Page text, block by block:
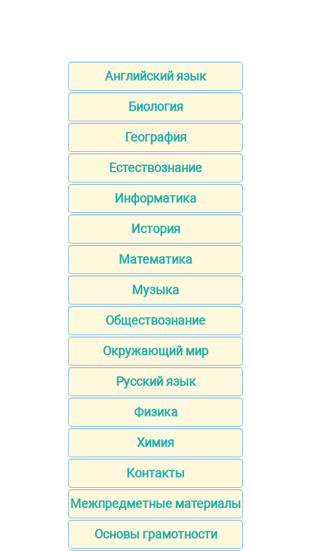
Английский язык
Биология
География
Естествознание
Информатика
История
Математика
Музыка
Обществознание
Окружающий мир
Русский язык
Физика
Химия
Контакты
Межпредметные материалы
Основы грамотности